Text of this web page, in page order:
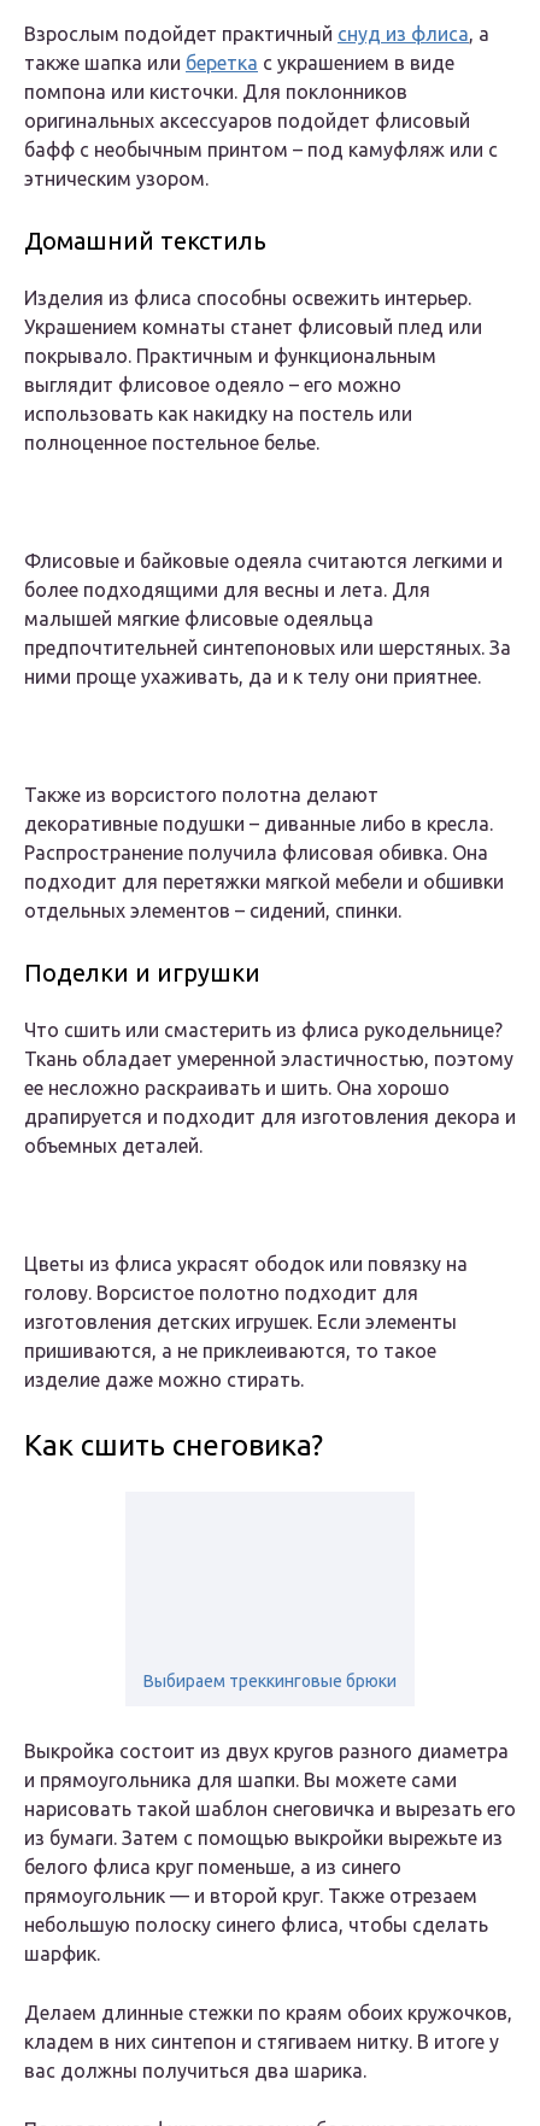
Взрослым подойдет практичный снуд из флиса, а
также шапка или беретка с украшением в виде
помпона или кисточки. Для поклонников
оригинальных аксессуаров подойдет флисовый
бафф с необычным принтом – под камуфляж или с
этническим узором.
Домашний текстиль
Изделия из флиса способны освежить интерьер.
Украшением комнаты станет флисовый плед или
покрывало. Практичным и функциональным
выглядит флисовое одеяло – его можно
использовать как накидку на постель или
полноценное постельное белье.
Флисовые и байковые одеяла считаются легкими и
более подходящими для весны и лета. Для
малышей мягкие флисовые одеяльца
предпочтительней синтепоновых или шерстяных. За
ними проще ухаживать, да и к телу они приятнее.
Также из ворсистого полотна делают
декоративные подушки – диванные либо в кресла.
Распространение получила флисовая обивка. Она
подходит для перетяжки мягкой мебели и обшивки
отдельных элементов – сидений, спинки.
Поделки и игрушки
Что сшить или смастерить из флиса рукодельнице?
Ткань обладает умеренной эластичностью, поэтому
ее несложно раскраивать и шить. Она хорошо
драпируется и подходит для изготовления декора и
объемных деталей.
Цветы из флиса украсят ободок или повязку на
голову. Ворсистое полотно подходит для
изготовления детских игрушек. Если элементы
пришиваются, а не приклеиваются, то такое
изделие даже можно стирать.
Как сшить снеговика?
Выбираем треккинговые брюки
Выкройка состоит из двух кругов разного диаметра
и прямоугольника для шапки. Вы можете сами
нарисовать такой шаблон снеговичка и вырезать его
из бумаги. Затем с помощью выкройки вырежьте из
белого флиса круг поменьше, а из синего
прямоугольник — и второй круг. Также отрезаем
небольшую полоску синего флиса, чтобы сделать
шарфик.
Делаем длинные стежки по краям обоих кружочков,
кладем в них синтепон и стягиваем нитку. В итоге у
вас должны получиться два шарика.